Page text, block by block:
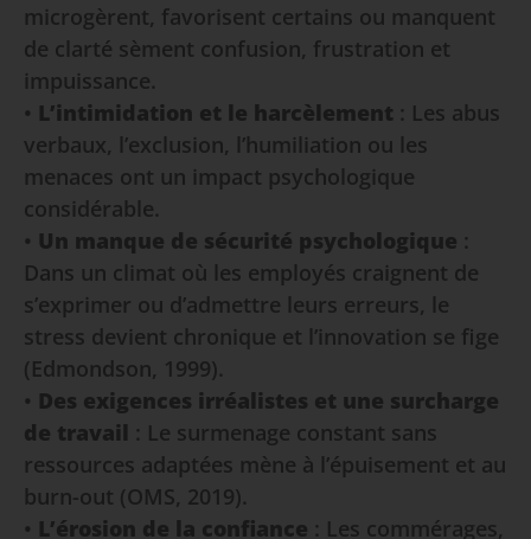
microgèrent, favorisent certains ou manquent
de clarté sèment confusion, frustration et
impuissance.
• L’intimidation et le harcèlement : Les abus
verbaux, l’exclusion, l’humiliation ou les
menaces ont un impact psychologique
considérable.
• Un manque de sécurité psychologique :
Dans un climat où les employés craignent de
s’exprimer ou d’admettre leurs erreurs, le
stress devient chronique et l’innovation se fige
(Edmondson, 1999).
• Des exigences irréalistes et une surcharge
de travail : Le surmenage constant sans
ressources adaptées mène à l’épuisement et au
burn-out (OMS, 2019).
• L’érosion de la confiance : Les commérages,